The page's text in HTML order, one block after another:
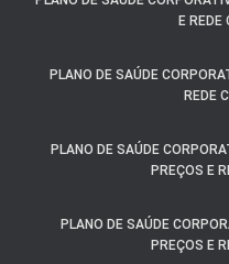
E REDE
PLANO DE SAÚDE
REDE
PLANO DE SAÚDE
PREÇOS E
PLANO DE SAÚDE
PREÇOS E